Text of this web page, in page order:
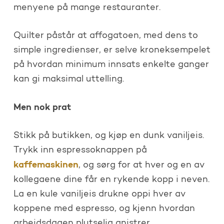
menyene på mange restauranter.
Quilter påstår at affogatoen, med dens to
simple ingredienser, er selve kroneksempelet
på hvordan minimum innsats enkelte ganger
kan gi maksimal uttelling.
Men nok prat
Stikk på butikken, og kjøp en dunk vaniljeis.
Trykk inn espressoknappen på
kaffemaskinen, og sørg for at hver og en av
kollegaene dine får en rykende kopp i neven.
La en kule vaniljeis drukne oppi hver av
koppene med espresso, og kjenn hvordan